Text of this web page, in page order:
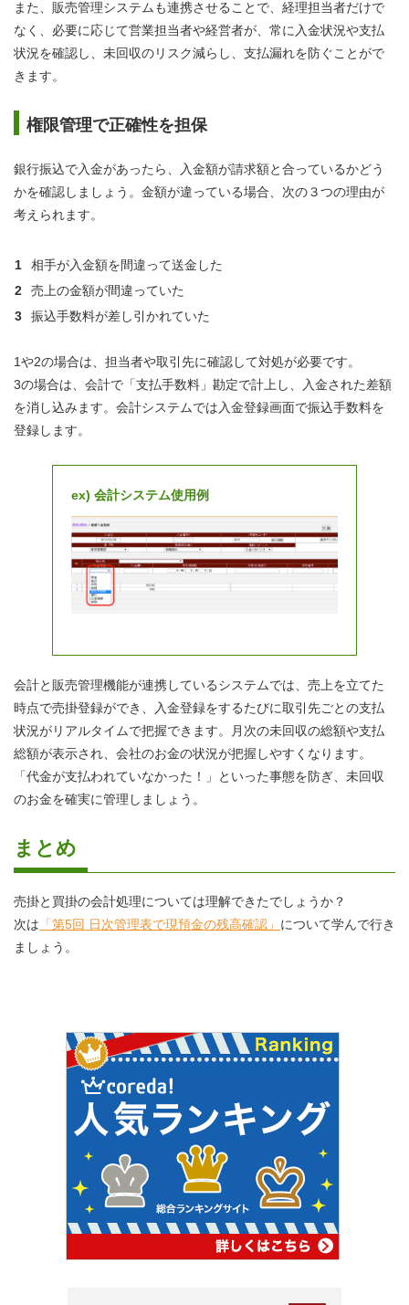
また、販売管理システムも連携させることで、経理担当者だけで
なく、必要に応じて営業担当者や経営者が、常に入金状況や支払
状況を確認し、未回収のリスク減らし、支払漏れを防ぐことがで
きます。
権限管理で正確性を担保
銀行振込で入金があったら、入金額が請求額と合っているかどう
かを確認しましょう。金額が違っている場合、次の３つの理由が
考えられます。
相手が入金額を間違って送金した
売上の金額が間違っていた
振込手数料が差し引かれていた
1や2の場合は、担当者や取引先に確認して対処が必要です。
3の場合は、会計で「支払手数料」勘定で計上し、入金された差額
を消し込みます。会計システムでは入金登録画面で振込手数料を
登録します。
ex) 会計システム使用例
会計と販売管理機能が連携しているシステムでは、売上を立てた
時点で売掛登録ができ、入金登録をするたびに取引先ごとの支払
状況がリアルタイムで把握できます。月次の未回収の総額や支払
総額が表示され、会社のお金の状況が把握しやすくなります。
「代金が支払われていなかった！」といった事態を防ぎ、未回収
のお金を確実に管理しましょう。
まとめ
売掛と買掛の会計処理については理解できたでしょうか？
次は 「第5回 日次管理表で現預金の残高確認」 について学んで行き
ましょう。